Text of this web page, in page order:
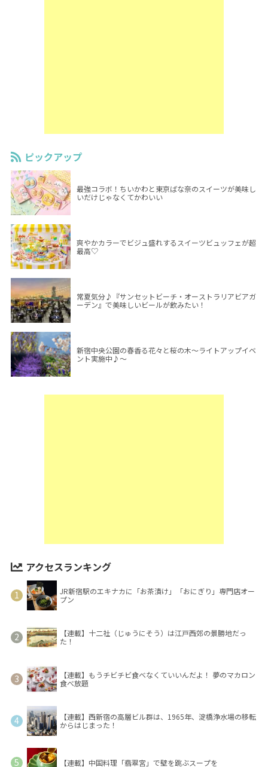
ピックアップ
最強コラボ！ちいかわと東京ばな奈のスイーツが美味し
いだけじゃなくてかわいい
爽やかカラーでビジュ盛れするスイーツビュッフェが超
最高♡
常夏気分♪『サンセットビーチ・オーストラリアビアガ
ーデン』で美味しいビールが飲みたい！
新宿中央公園の春香る花々と桜の木～ライトアップイベ
ント実施中♪～
アクセスランキング
JR新宿駅のエキナカに「お茶漬け」「おにぎり」専門店オー
プン
【連載】十二社（じゅうにそう）は江戸西郊の景勝地だっ
た！
【連載】もうチビチビ食べなくていいんだよ！ 夢のマカロン
食べ放題
【連載】西新宿の高層ビル群は、1965年、淀橋浄水場の移転
からはじまった！
【連載】中国料理「翡翠宮」で壁を跳ぶスープを